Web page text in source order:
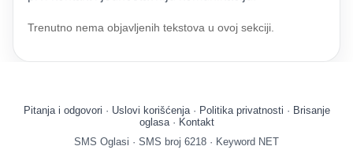
Trenutno nema objavljenih tekstova u ovoj sekciji.
Pitanja i odgovori · Uslovi korišćenja· Politika privatnosti · Brisanje
oglasa· Kontakt
SMS Oglasi · SMS broj 6218 · Keyword NET